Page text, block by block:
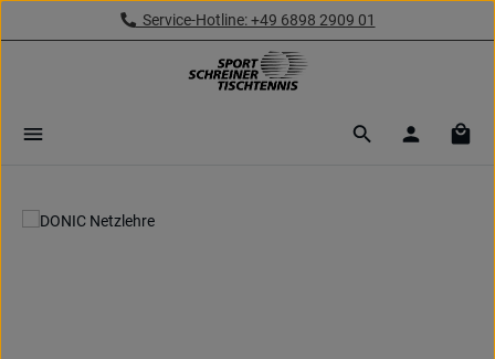
Zum Hauptinhalt springenService-Hotline: +49 6898 2909 01
Bildergalerie überspringen